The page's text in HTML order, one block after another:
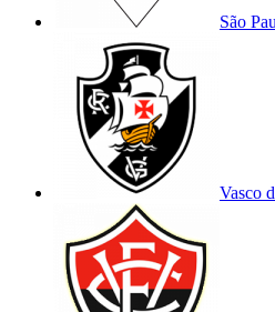
São
Vasco